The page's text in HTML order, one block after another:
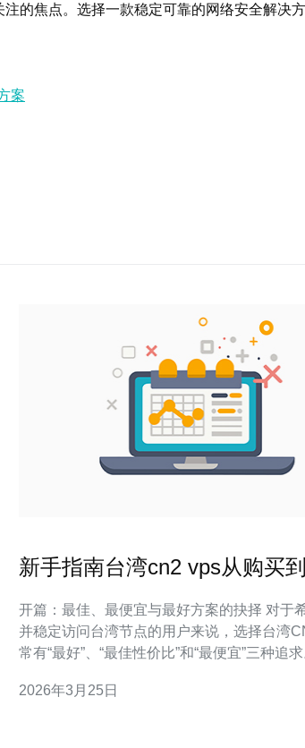
的焦点。选择一款稳定可靠的网络安全解
案
新手指南台湾cn2 vps从购买
开篇：最佳、最便宜与最好方案的抉择 对于
并稳定访问台湾节点的用户来说，选择台湾
常有“最好”、“最佳性价比”和“最便宜”三种追
价格之间找到平衡；最便宜通常牺牲带宽或峰
2026年3月25日